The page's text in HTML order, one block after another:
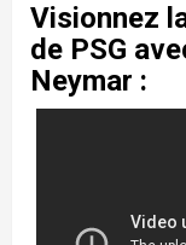
Visionnez
de PSG
Neymar :